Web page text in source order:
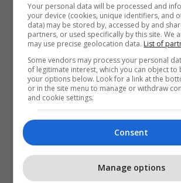
Your personal data will be processed and
your device (cookies, unique identifiers, and
data) may be stored by, accessed by and
partners, or used specifically by this site. We
may use precise geolocation data. List of
Some vendors may process your personal
of legitimate interest, which you can object to
your options below. Look for a link at the
or in the site menu to manage or withdraw
and cookie settings.
Consent
Manage options